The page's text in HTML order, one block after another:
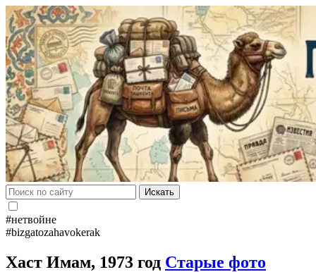
Искать
#нетвойне
#bizgatozahavokerak
Хаст Имам, 1973 год Старые фото